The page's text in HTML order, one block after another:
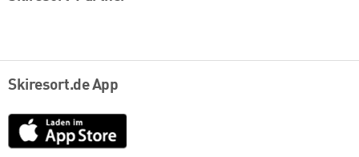
Skiresort.de App
App
Store